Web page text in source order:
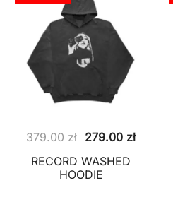
379.00zł Pierwotna
cena
wynosiła:
279.00 złAktualna
RECORD WASHED
HOODIE